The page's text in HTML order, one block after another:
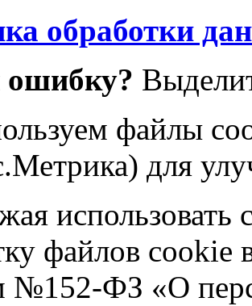
обработки
файлы
для
использовать
файлов cookie
№152-ФЗ «О